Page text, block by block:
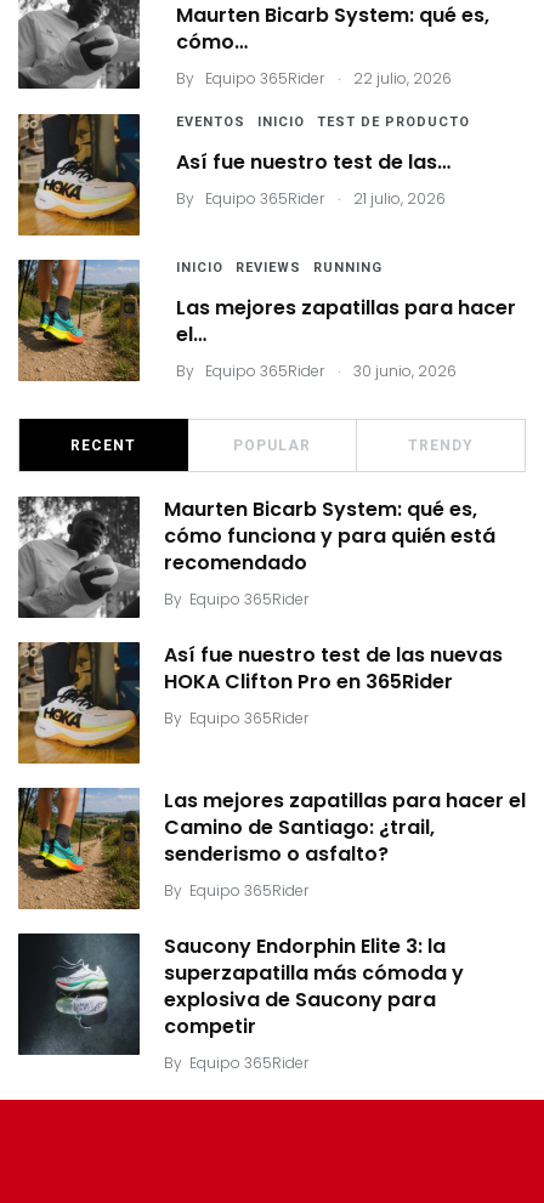
Maurten Bicarb System: qué es,
cómo…
By Equipo 365Rider . 22 julio, 2026
EVENTOS INICIO TEST DE PRODUCTO
Así fue nuestro test de las…
By Equipo 365Rider . 21 julio, 2026
INICIO REVIEWS RUNNING
Las mejores zapatillas para hacer
el…
By Equipo 365Rider . 30 junio, 2026
RECENT POPULAR TRENDY
Maurten Bicarb System: qué es,
cómo funciona y para quién está
recomendado
By Equipo 365Rider
Así fue nuestro test de las nuevas
HOKA Clifton Pro en 365Rider
By Equipo 365Rider
Las mejores zapatillas para hacer el
Camino de Santiago: ¿trail,
senderismo o asfalto?
By Equipo 365Rider
Saucony Endorphin Elite 3: la
superzapatilla más cómoda y
explosiva de Saucony para
competir
By Equipo 365Rider